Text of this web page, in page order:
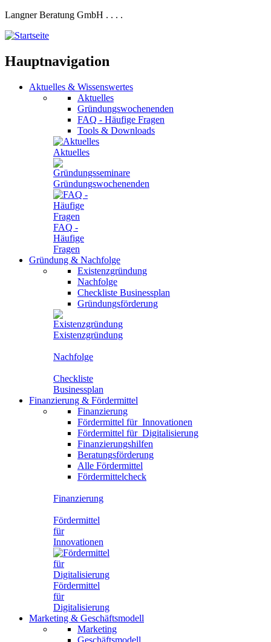
Langner Beratung GmbH . . . .
Hauptnavigation
Aktuelles & Wissenswertes
Aktuelles
Gründungswochenenden
FAQ - Häufige Fragen
Tools & Downloads
Aktuelles
Gründungswochenenden
FAQ -
Häufige
Fragen
Gründung & Nachfolge
Existenzgründung
Nachfolge
Checkliste Businessplan
Gründungsförderung
Existenzgründung
Nachfolge
Checkliste
Businessplan
Finanzierung & Fördermittel
Finanzierung
Fördermittel für Innovationen
Fördermittel für Digitalisierung
Finanzierungshilfen
Beratungsförderung
Alle Fördermittel
Fördermittelcheck
Finanzierung
Fördermittel
für
Innovationen
Fördermittel
für
Digitalisierung
Marketing & Geschäftsmodell
Marketing
Geschäftsmodell